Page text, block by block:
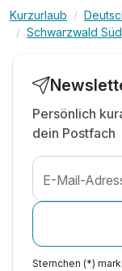
inkl.
inkl.
inkl. WLAN
Kurzurlaub
Schwarzwald Süd
Persönlich
dein Postfach
E-Mail-
Sternchen (*)